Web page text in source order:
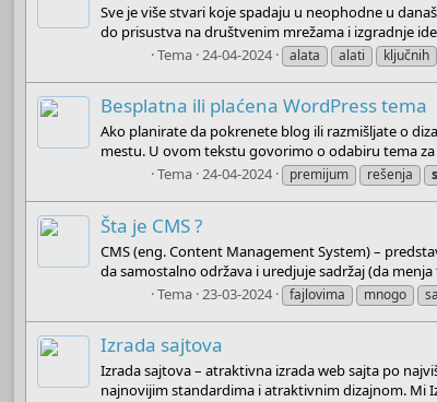
Sve je više stvari koje spadaju u neophodne u
do prisustva na društvenim mrežama i izgradnje
Tema 24-04-2024 alata alati ključnih
Besplatna ili plaćena WordPress tema
Ako planirate da pokrenete blog ili razmišljate o
mestu. U ovom tekstu govorimo o odabiru tema
Tema 24-04-2024 premijum rešenja
Šta je CMS ?
CMS (eng. Content Management System) –
da samostalno održava i uredjuje sadržaj (da
Tema 23-03-2024 fajlovima mnogo
Izrada sajtova
Izrada sajtova – atraktivna izrada web sajta po
najnovijim standardima i atraktivnim dizajnom. Mi